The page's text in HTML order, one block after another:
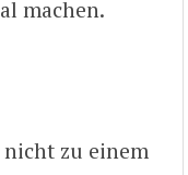
machen.
nicht zu einem